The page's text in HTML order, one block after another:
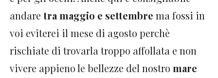
andare tra maggio e settembre ma fossi in
voi eviterei il mese di agosto perchè
rischiate di trovarla troppo affollata e non
vivere appieno le bellezze del nostro mare